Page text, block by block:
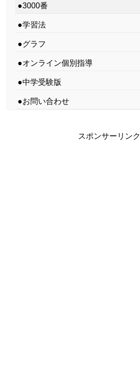
●3000番
●学習法
●グラフ
●オンライン個別指導
●中学受験版
●お問い合わせ
スポンサーリンク